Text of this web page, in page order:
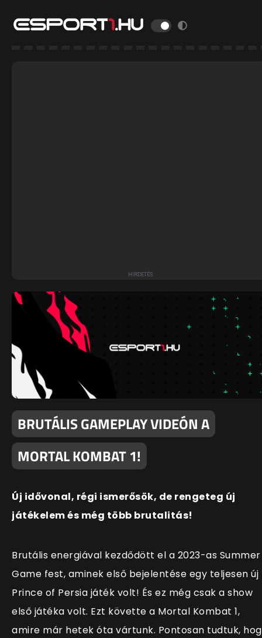
BRUTÁLIS GAMEPLAY VIDEÓN A
MORTAL KOMBAT 1!
Új idővonal, régi ismerősök, de rengeteg új
játékelem és még több brutalitás!
Brutális energiával kezdődött el a 2023-as Summer
Game fest, aminek első bejelentése egy teljesen új
Prince of Persia játék volt! És ez még csak a show
első játéka volt. Ezt követte a Mortal Kombat 1,
amire már hetek óta vártunk. Pontosan tudtuk,